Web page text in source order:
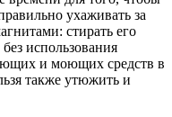
ухаживать за
стирать его
использования
и моющих средств в
также утюжить и